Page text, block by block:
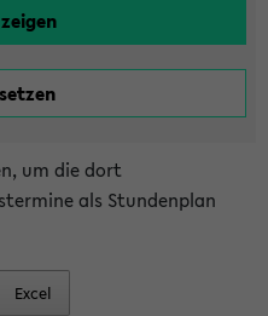
um die dort
als Stundenplan
Excel